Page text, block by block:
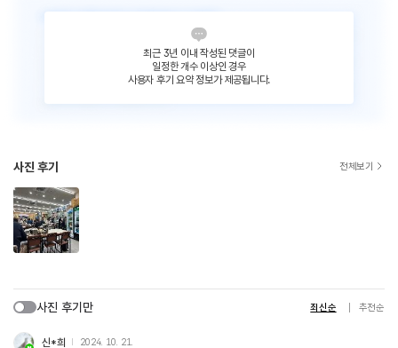
최근 3년 이내 작성된 댓글이
일정한 개수 이상인 경우
사용자 후기 요약 정보가 제공됩니다.
사진 후기 전체보기
사진 후기만 최신순 추천순
신*희 2024. 10. 21.